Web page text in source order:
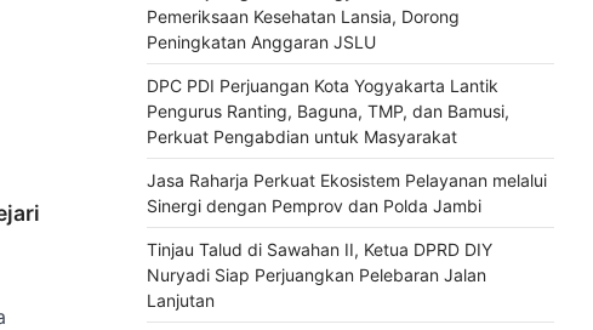
Pemeriksaan Kesehatan Lansia, Dorong
Peningkatan Anggaran JSLU
DPC PDI Perjuangan Kota Yogyakarta Lantik
Pengurus Ranting, Baguna, TMP, dan Bamusi,
Perkuat Pengabdian untuk Masyarakat
Jasa Raharja Perkuat Ekosistem Pelayanan melalui
Sinergi dengan Pemprov dan Polda Jambi
Tinjau Talud di Sawahan II, Ketua DPRD DIY
Nuryadi Siap Perjuangkan Pelebaran Jalan
Lanjutan